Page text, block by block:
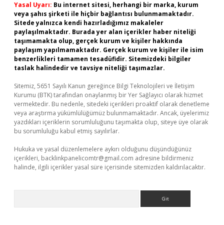
Yasal Uyarı: Bu internet sitesi, herhangi bir marka, kurum
veya şahıs şirketi ile hiçbir bağlantısı bulunmamaktadır.
Sitede yalnızca kendi hazırladığımız makaleler
paylaşılmaktadır. Burada yer alan içerikler haber niteliği
taşımamakta olup, gerçek kurum ve kişiler hakkında
paylaşım yapılmamaktadır. Gerçek kurum ve kişiler ile isim
benzerlikleri tamamen tesadüfidir. Sitemizdeki bilgiler
taslak halindedir ve tavsiye niteliği taşımazlar.
Sitemiz, 5651 Sayılı Kanun gereğince Bilgi Teknolojileri ve İletişim
Kurumu (BTK) tarafından onaylanmış bir Yer Sağlayıcı olarak hizmet
vermektedir. Bu nedenle, sitedeki içerikleri proaktif olarak denetleme
veya araştırma yükümlülüğümüz bulunmamaktadır. Ancak, üyelerimiz
yazdıkları içeriklerin sorumluluğunu taşımakta olup, siteye üye olarak
bu sorumluluğu kabul etmiş sayılırlar.
Hukuka ve yasal düzenlemelere aykırı olduğunu düşündüğünüz
içerikleri, backlinkpanelicomtr@gmail.com adresine bildirmeniz
halinde, ilgili içerikler yasal süre içerisinde sitemizden kaldırılacaktır.